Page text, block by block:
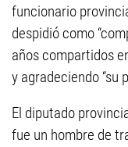
funcionario
despidió como
años compartidos
y agradeciendo “su
El diputado
fue un hombre de